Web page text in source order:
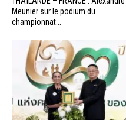
Meunier sur le podium du
championnat...